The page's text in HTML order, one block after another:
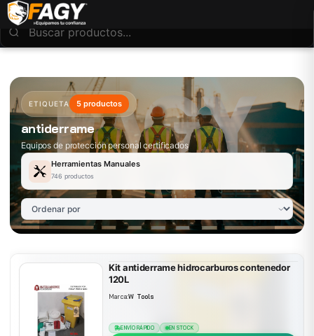
ETIQUETA 5 productos
antiderrame
Equipos de protección personal certificados
Herramientas Manuales
746 productos
Kit antiderrame hidrocarburos contenedor
120L
Marca:W Tools
ENVÍO RÁPIDO EN STOCK